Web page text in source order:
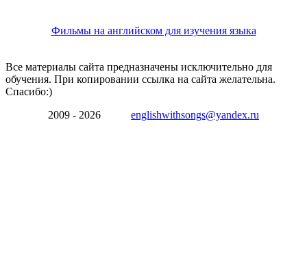
Фильмы на английском для изучения языка
Все материалы сайта предназначены исключительно для
обучения. При копировании ссылка на сайта желательна.
Спасибо:)
2009 - 2026 englishwithsongs@yandex.ru